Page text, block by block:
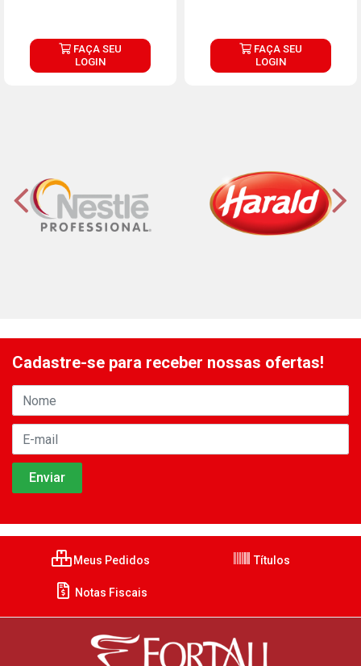
FAÇA SEU
LOGIN
FAÇA SEU
LOGIN
Cadastre-se para receber nossas ofertas!
Meus Pedidos Títulos
Notas Fiscais